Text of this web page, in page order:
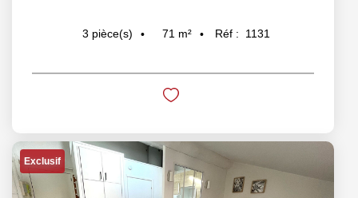
3 pièce(s) 71 m² Réf : 1131
Exclusif